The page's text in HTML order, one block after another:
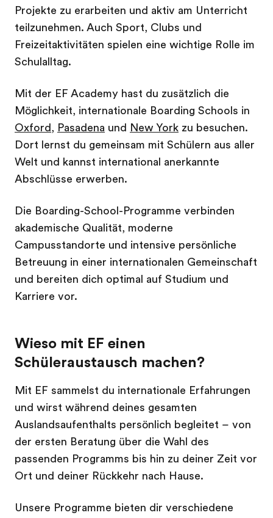
Projekte zu erarbeiten und aktiv am Unterricht
teilzunehmen. Auch Sport, Clubs und
Freizeitaktivitäten spielen eine wichtige Rolle im
Schulalltag.
Mit der EF Academy hast du zusätzlich die
Möglichkeit, internationale Boarding Schools in
Oxford, Pasadena und New York zu besuchen.
Dort lernst du gemeinsam mit Schülern aus aller
Welt und kannst international anerkannte
Abschlüsse erwerben.
Die Boarding-School-Programme verbinden
akademische Qualität, moderne
Campusstandorte und intensive persönliche
Betreuung in einer internationalen Gemeinschaft
und bereiten dich optimal auf Studium und
Karriere vor.
Wieso mit EF einen
Schüleraustausch machen?
Mit EF sammelst du internationale Erfahrungen
und wirst während deines gesamten
Auslandsaufenthalts persönlich begleitet – von
der ersten Beratung über die Wahl des
passenden Programms bis hin zu deiner Zeit vor
Ort und deiner Rückkehr nach Hause.
Unsere Programme bieten dir verschiedene